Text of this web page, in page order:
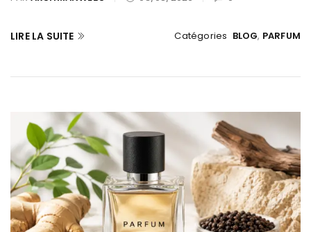
Catégories BLOG, PARFUM
LIRE LA SUITE